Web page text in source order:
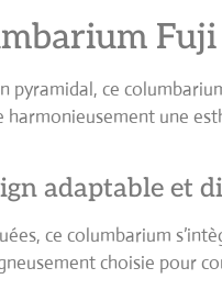
pyramidal, ce
harmonieusement une
adaptable et
ce columbarium
choisie pour